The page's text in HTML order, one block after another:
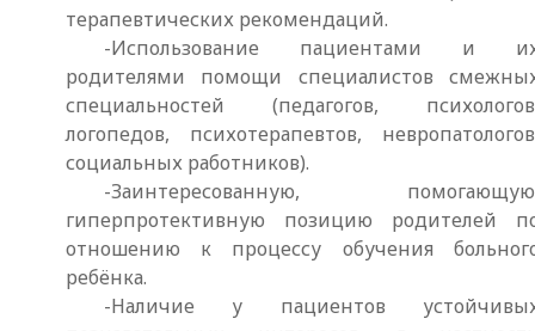
терапевтических рекомендаций.
-Использование пациентами и
родителями помощи специалистов
специальностей (педагогов,
логопедов, психотерапевтов,
социальных работников).
-Заинтересованную,
гиперпротективную позицию родителей
отношению к процессу обучения
ребёнка.
-Наличие у пациентов